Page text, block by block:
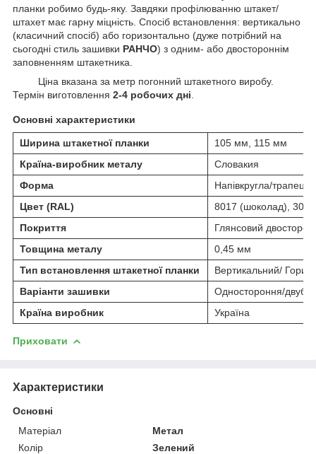
планки робимо будь-яку. Завдяки профілюванню штакет/
штахет має гарну міцність. Спосіб встановлення: вертикально
(класичний спосіб) або горизонтально (дуже потрібний на
сьогодні стиль зашивки РАНЧО) з одним- або двостороннім
заповненням штакетника.
Ціна вказана за метр погонний штакетного виробу.
Термін виготовлення 2-4 робочих дні
Основні характеристики
Ширина штакетної планки
105 мм, 115 мм
Країна-виробник металу
Словакия
Форма
Напівкругла/
Цвет (RAL)
8017 (шоколад),
Покриття
Глянсовий
Товщина металу
0,45 мм
Тип встановлення штакетної планки
Вертикальний/
Варіанти зашивки
Одностороння/
Країна виробник
Україна
Приховати
Характеристики
Основні
Матеріал
Метал
Колір
Зелений